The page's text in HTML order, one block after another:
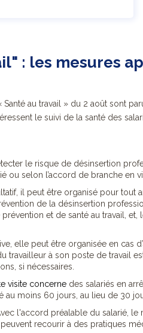
: les mesures
au travail » du 2 août sont
le suivi de la santé des
le risque de désinsertion
ou selon l’accord de branche en
il peut être organisé pour tout
de la désinsertion
et de santé au travail,
elle peut être organisée en cas
travailleur à son poste de travail
si nécessaires.
visite concerne des salariés en
au moins 60 jours, au lieu de 30
l'accord préalable du salarié,
recourir à des pratiques